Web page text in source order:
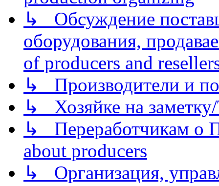
↳ Обсуждение
оборудования,
of producers and
↳ Производители и
↳ Хозяйке на
↳ Переработчикам о
about producers
↳ Организация,